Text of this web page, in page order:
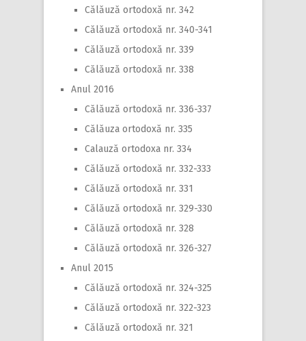
Călăuză ortodoxă nr. 342
Călăuză ortodoxă nr. 340-341
Călăuză ortodoxă nr. 339
Călăuză ortodoxă nr. 338
Anul 2016
Călăuză ortodoxă nr. 336-337
Călăuza ortodoxă nr. 335
Calauză ortodoxa nr. 334
Călăuză ortodoxă nr. 332-333
Călăuză ortodoxă nr. 331
Călăuză ortodoxă nr. 329-330
Călăuză ortodoxă nr. 328
Călăuză ortodoxă nr. 326-327
Anul 2015
Călăuză ortodoxă nr. 324-325
Călăuză ortodoxă nr. 322-323
Călăuză ortodoxă nr. 321